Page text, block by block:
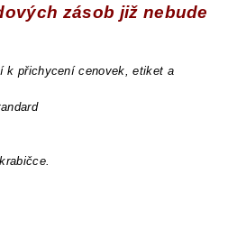
zásob již nebude
k přichycení cenovek, etiket a